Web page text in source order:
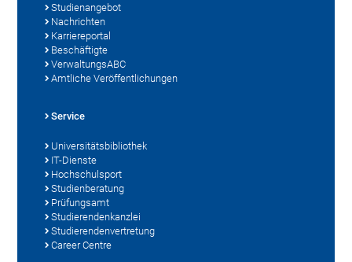
Studienangebot
Nachrichten
Karriereportal
Beschäftigte
VerwaltungsABC
Amtliche Veröffentlichungen
Service
Universitätsbibliothek
IT-Dienste
Hochschulsport
Studienberatung
Prüfungsamt
Studierendenkanzlei
Studierendenvertretung
Career Centre